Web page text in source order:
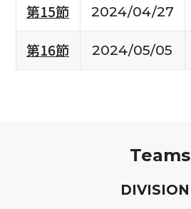
第15節
2024/04/27
第16節
2024/05/05
Teams
DIVISION